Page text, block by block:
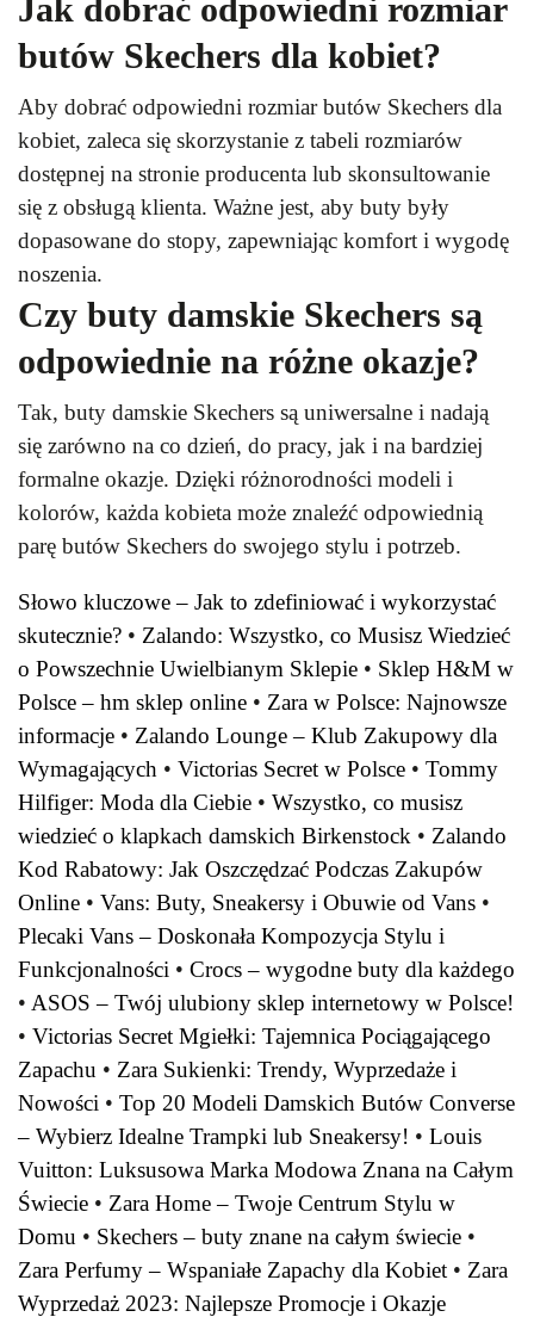
Jak dobrać odpowiedni rozmiar
butów Skechers dla kobiet?
Aby dobrać odpowiedni rozmiar butów Skechers dla
kobiet, zaleca się skorzystanie z tabeli rozmiarów
dostępnej na stronie producenta lub skonsultowanie
się z obsługą klienta. Ważne jest, aby buty były
dopasowane do stopy, zapewniając komfort i wygodę
noszenia.
Czy buty damskie Skechers są
odpowiednie na różne okazje?
Tak, buty damskie Skechers są uniwersalne i nadają
się zarówno na co dzień, do pracy, jak i na bardziej
formalne okazje. Dzięki różnorodności modeli i
kolorów, każda kobieta może znaleźć odpowiednią
parę butów Skechers do swojego stylu i potrzeb.
Słowo kluczowe – Jak to zdefiniować i wykorzystać
skutecznie? • Zalando: Wszystko, co Musisz Wiedzieć
o Powszechnie Uwielbianym Sklepie • Sklep H&M w
Polsce – hm sklep online • Zara w Polsce: Najnowsze
informacje • Zalando Lounge – Klub Zakupowy dla
Wymagających • Victorias Secret w Polsce • Tommy
Hilfiger: Moda dla Ciebie • Wszystko, co musisz
wiedzieć o klapkach damskich Birkenstock • Zalando
Kod Rabatowy: Jak Oszczędzać Podczas Zakupów
Online • Vans: Buty, Sneakersy i Obuwie od Vans •
Plecaki Vans – Doskonała Kompozycja Stylu i
Funkcjonalności • Crocs – wygodne buty dla każdego
• ASOS – Twój ulubiony sklep internetowy w Polsce!
• Victorias Secret Mgiełki: Tajemnica Pociągającego
Zapachu • Zara Sukienki: Trendy, Wyprzedaże i
Nowości • Top 20 Modeli Damskich Butów Converse
– Wybierz Idealne Trampki lub Sneakersy! • Louis
Vuitton: Luksusowa Marka Modowa Znana na Całym
Świecie • Zara Home – Twoje Centrum Stylu w
Domu • Skechers – buty znane na całym świecie •
Zara Perfumy – Wspaniałe Zapachy dla Kobiet • Zara
Wyprzedaż 2023: Najlepsze Promocje i Okazje